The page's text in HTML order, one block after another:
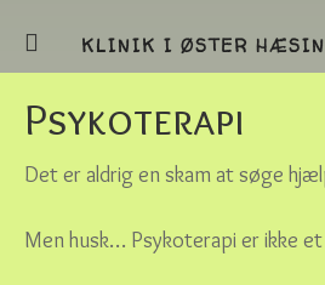
 KLINIK I ØSTER
Psykoterapi
Det er aldrig en skam at søge
Men husk… Psykoterapi er ikke